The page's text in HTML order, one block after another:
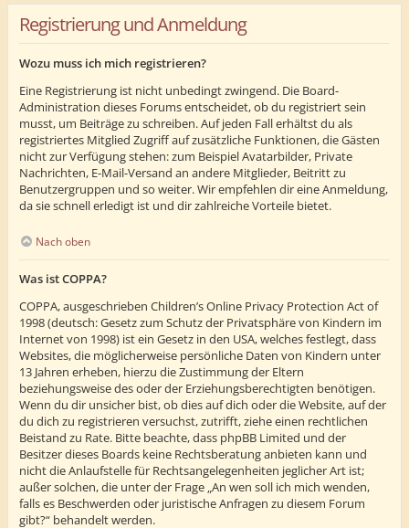
Registrierung und Anmeldung
Wozu muss ich mich registrieren?
Eine Registrierung ist nicht unbedingt zwingend. Die Board-
Administration dieses Forums entscheidet, ob du registriert sein
musst, um Beiträge zu schreiben. Auf jeden Fall erhältst du als
registriertes Mitglied Zugriff auf zusätzliche Funktionen, die Gästen
nicht zur Verfügung stehen: zum Beispiel Avatarbilder, Private
Nachrichten, E-Mail-Versand an andere Mitglieder, Beitritt zu
Benutzergruppen und so weiter. Wir empfehlen dir eine Anmeldung,
da sie schnell erledigt ist und dir zahlreiche Vorteile bietet.
Nach oben
Was ist COPPA?
COPPA, ausgeschrieben Children’s Online Privacy Protection Act of
1998 (deutsch: Gesetz zum Schutz der Privatsphäre von Kindern im
Internet von 1998) ist ein Gesetz in den USA, welches festlegt, dass
Websites, die möglicherweise persönliche Daten von Kindern unter
13 Jahren erheben, hierzu die Zustimmung der Eltern
beziehungsweise des oder der Erziehungsberechtigten benötigen.
Wenn du dir unsicher bist, ob dies auf dich oder die Website, auf der
du dich zu registrieren versuchst, zutrifft, ziehe einen rechtlichen
Beistand zu Rate. Bitte beachte, dass phpBB Limited und der
Besitzer dieses Boards keine Rechtsberatung anbieten kann und
nicht die Anlaufstelle für Rechtsangelegenheiten jeglicher Art ist;
außer solchen, die unter der Frage „An wen soll ich mich wenden,
falls es Beschwerden oder juristische Anfragen zu diesem Forum
gibt?“ behandelt werden.